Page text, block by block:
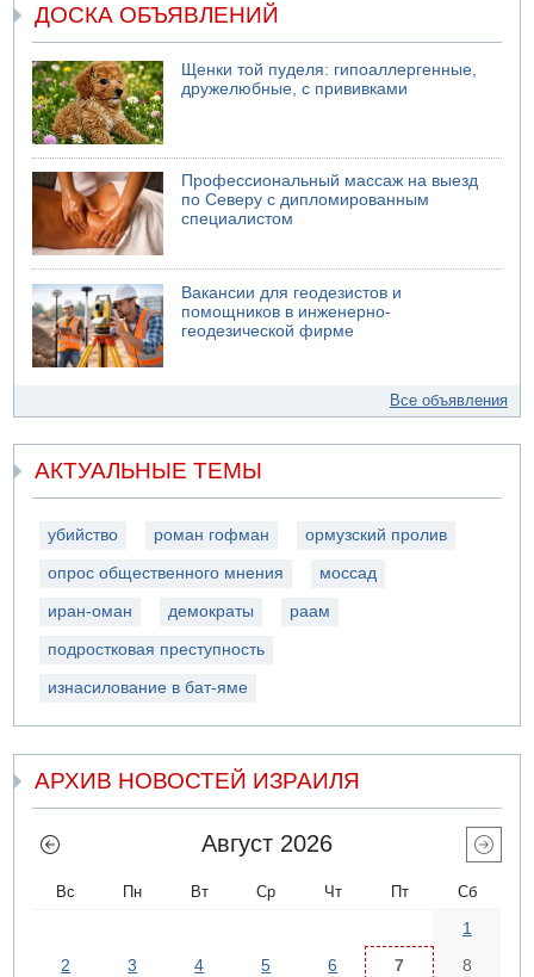
ДОСКА ОБЪЯВЛЕНИЙ
Щенки той пуделя: гипоаллергенные,
дружелюбные, с прививками
Профессиональный массаж на выезд
по Северу с дипломированным
специалистом
Вакансии для геодезистов и
помощников в инженерно-
геодезической фирме
Все объявления
АКТУАЛЬНЫЕ ТЕМЫ
убийство роман гофман ормузский пролив
опрос общественного мнения моссад
иран-оман демократы раам
подростковая преступность
изнасилование в бат-яме
АРХИВ НОВОСТЕЙ ИЗРАИЛЯ
Август 2026
Вс Пн Вт Ср Чт Пт Сб
1
2
3 4 5 6 7
8